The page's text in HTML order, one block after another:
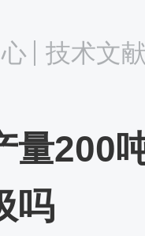
技术文献
量200
吗